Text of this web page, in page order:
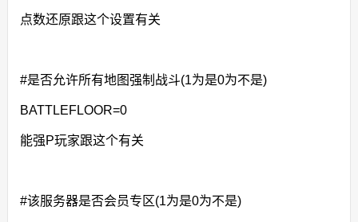
点数还原跟这个设置有关
#是否允许所有地图强制战斗(1为是0为不是)
BATTLEFLOOR=0
能强P玩家跟这个有关
#该服务器是否会员专区(1为是0为不是)